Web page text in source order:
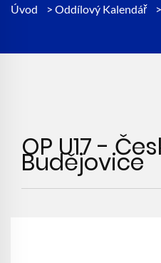
Úvod > Oddílový Kalendář >
OP U17 -
Budějovice